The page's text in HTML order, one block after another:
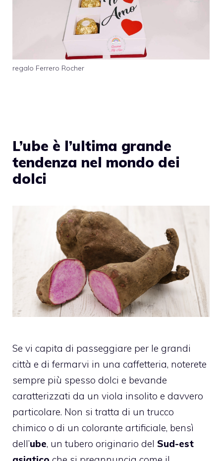
regalo Ferrero Rocher
L’ube è l’ultima grande
tendenza nel mondo dei
dolci
Se vi capita di passeggiare per le grandi
città e di fermarvi in una caffetteria, noterete
sempre più spesso dolci e bevande
caratterizzati da un viola insolito e davvero
particolare. Non si tratta di un trucco
chimico o di un colorante artificiale, bensì
dell’ube, un tubero originario del Sud-est